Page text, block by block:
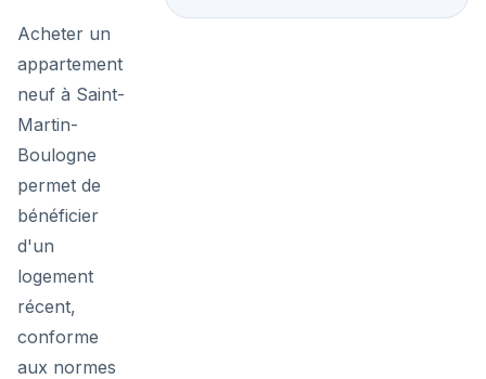
Acheter un
appartement
neuf à Saint-
Martin-
Boulogne
permet de
bénéficier
d'un
logement
récent,
conforme
aux normes